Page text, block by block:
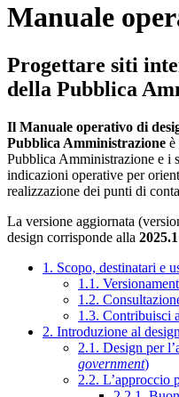
Manuale
Progettare siti
della Pubblica
Il Manuale operativo di
Pubblica Amministrazione è
Pubblica Amministrazione e i
indicazioni operative per
realizzazione dei punti di
La versione aggiornata
design corrisponde alla 2025.1
1. Scopo, destinatari e
1.1.
1.2.
1.3. Contribuisci
2. Introduzione al
2.1. Design per
government)
2.2. L’approccio